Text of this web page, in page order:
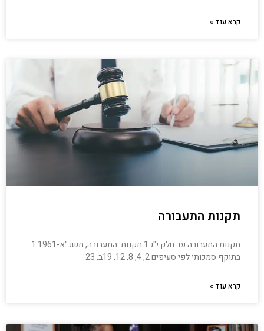
קרא עוד »
תקנות התעבורה
תקנות התעבורה עד חלק י"ג 1 תקנות התעבורה, תשכ"א-1961 1
בתוקף סמכותי לפי סעיפים 2, 4, 8, 12, 19ב, 23
קרא עוד »